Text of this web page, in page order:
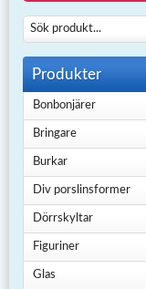
Produkter
Bonbonjärer
Bringare
Burkar
Div porslinsformer
Dörrskyltar
Figuriner
Glas